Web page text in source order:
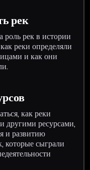
рек
роль рек в истории
реки определяли
и как они
как реки
другими ресурсами,
и развитию
которые сыграли